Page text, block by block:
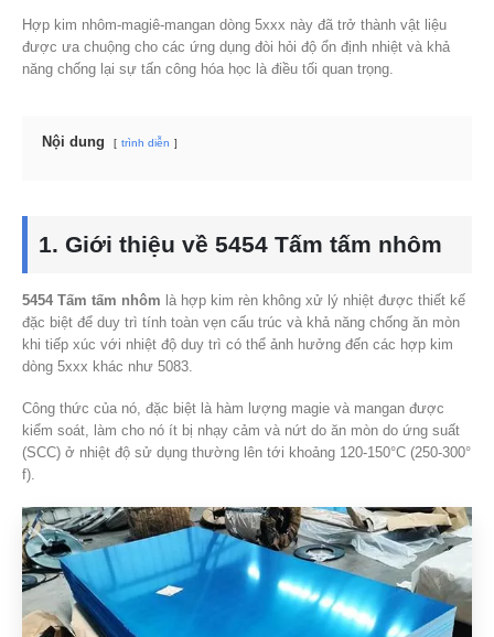
Hợp kim nhôm-magiê-mangan dòng 5xxx này đã trở thành vật liệu
được ưa chuộng cho các ứng dụng đòi hỏi độ ổn định nhiệt và khả
năng chống lại sự tấn công hóa học là điều tối quan trọng.
Nội dung trình diễn
1. Giới thiệu về 5454 Tấm tấm nhôm
5454 Tấm tấm nhôm là hợp kim rèn không xử lý nhiệt được thiết kế
đặc biệt để duy trì tính toàn vẹn cấu trúc và khả năng chống ăn mòn
khi tiếp xúc với nhiệt độ duy trì có thể ảnh hưởng đến các hợp kim
dòng 5xxx khác như 5083.
Công thức của nó, đặc biệt là hàm lượng magie và mangan được
kiểm soát, làm cho nó ít bị nhạy cảm và nứt do ăn mòn do ứng suất
(SCC) ở nhiệt độ sử dụng thường lên tới khoảng 120-150°C (250-300°
f).